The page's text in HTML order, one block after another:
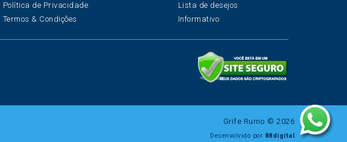
Política de Privacidade
Termos & Condições
Lista de desejos
Informativo
Grife Rumo © 2026
Desenvolvido por 88digital